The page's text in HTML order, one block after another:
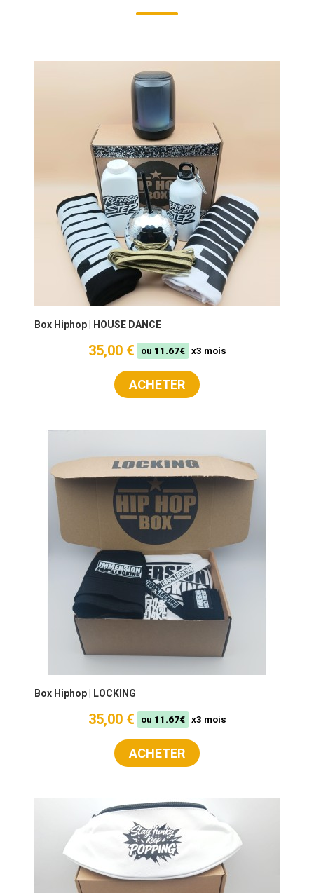
Box Hiphop | HOUSE DANCE
35,00 € ou 11.67€ x3 mois
ACHETER
Box Hiphop | LOCKING
35,00 € ou 11.67€ x3 mois
ACHETER